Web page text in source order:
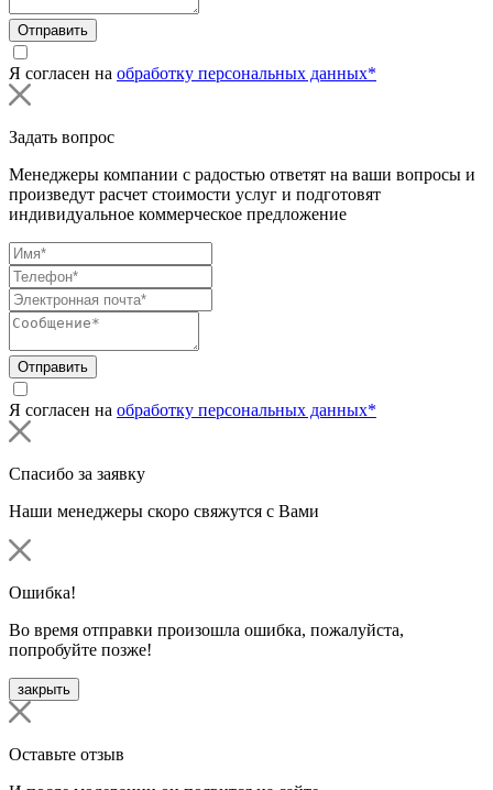
Отправить
Я согласен на обработку персональных данных*
Задать вопрос
Менеджеры компании с радостью ответят на ваши вопросы и
произведут расчет стоимости услуг и подготовят
индивидуальное коммерческое предложение
Отправить
Я согласен на обработку персональных данных*
Спасибо за заявку
Наши менеджеры скоро свяжутся с Вами
Ошибка!
Во время отправки произошла ошибка, пожалуйста,
попробуйте позже!
закрыть
Оставьте отзыв